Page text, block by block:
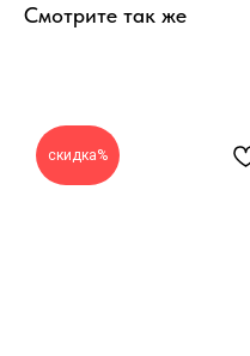
Смотрите так же
скидка%